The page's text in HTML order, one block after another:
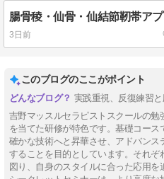
3日前
このブログのここがポイント
実践重視、反復練習
吉野マッスルセラピストスクールの
を当てた研修が特色です。基礎コー
確かな技術へと昇華させ、アドバン
することを目的としています。それ
図り、自身のスタイルに合った応用を